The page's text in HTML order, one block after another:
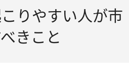
りやすい人が市
きこと